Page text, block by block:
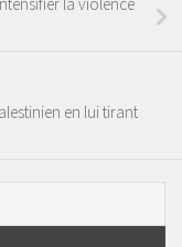
en lui tirant